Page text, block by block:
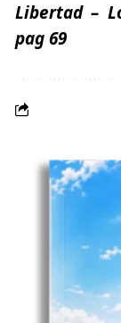
Libertad–
pag 69